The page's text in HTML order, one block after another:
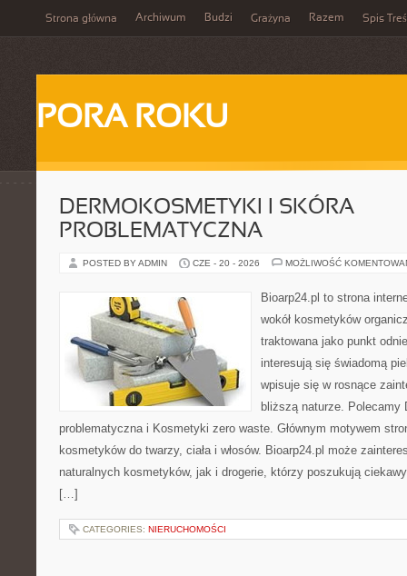
Strona główna Archiwum Budzi Grażyna Razem Spis
PORA ROKU
DERMOKOSMETYKI I SKÓRA
PROBLEMATYCZNA
POSTED BY ADMIN CZE - 20 - 2026 MOŻLIWOŚĆ
Bioarp24.pl to strona
wokół kosmetyków
traktowana jako punkt
interesują się świadomą
wpisuje się w rosnące
bliższą naturze. Polecamy
problematyczna i Kosmetyki zero waste. Głównym motywem
kosmetyków do twarzy, ciała i włosów. Bioarp24.pl może
naturalnych kosmetyków, jak i drogerie, którzy poszukują
[…]
CATEGORIES: NIERUCHOMOŚCI